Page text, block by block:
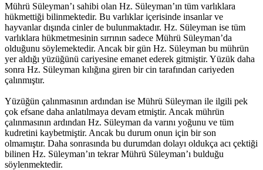
Mührü Süleyman’ı sahibi olan Hz. Süleyman’ın tüm varlıklara
hükmettiği bilinmektedir. Bu varlıklar içerisinde insanlar ve
hayvanlar dışında cinler de bulunmaktadır. Hz. Süleyman ise tüm
varlıklara hükmetmesinin sırrının sadece Mührü Süleyman’da
olduğunu söylemektedir. Ancak bir gün Hz. Süleyman bu mührün
yer aldığı yüzüğünü cariyesine emanet ederek gitmiştir. Yüzük daha
sonra Hz. Süleyman kılığına giren bir cin tarafından cariyeden
çalınmıştır.
Yüzüğün çalınmasının ardından ise Mührü Süleyman ile ilgili pek
çok efsane daha anlatılmaya devam etmiştir. Ancak mührün
çalınmasının ardından Hz. Süleyman da varını yoğunu ve tüm
kudretini kaybetmiştir. Ancak bu durum onun için bir son
olmamıştır. Daha sonrasında bu durumdan dolayı oldukça acı çektiği
bilinen Hz. Süleyman’ın tekrar Mührü Süleyman’ı bulduğu
söylenmektedir.